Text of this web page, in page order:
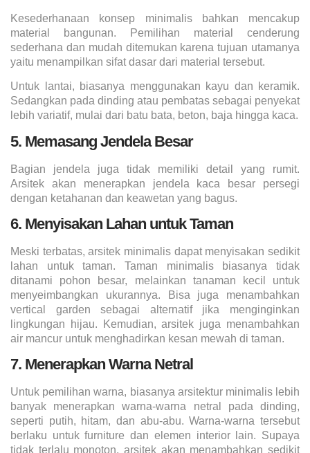
Kesederhanaan konsep minimalis bahkan mencakup
material bangunan. Pemilihan material cenderung
sederhana dan mudah ditemukan karena tujuan utamanya
yaitu menampilkan sifat dasar dari material tersebut.
Untuk lantai, biasanya menggunakan kayu dan keramik.
Sedangkan pada dinding atau pembatas sebagai penyekat
lebih variatif, mulai dari batu bata, beton, baja hingga kaca.
5. Memasang Jendela Besar
Bagian jendela juga tidak memiliki detail yang rumit.
Arsitek akan menerapkan jendela kaca besar persegi
dengan ketahanan dan keawetan yang bagus.
6. Menyisakan Lahan untuk Taman
Meski terbatas, arsitek minimalis dapat menyisakan sedikit
lahan untuk taman. Taman minimalis biasanya tidak
ditanami pohon besar, melainkan tanaman kecil untuk
menyeimbangkan ukurannya. Bisa juga menambahkan
vertical garden sebagai alternatif jika menginginkan
lingkungan hijau. Kemudian, arsitek juga menambahkan
air mancur untuk menghadirkan kesan mewah di taman.
7. Menerapkan Warna Netral
Untuk pemilihan warna, biasanya arsitektur minimalis lebih
banyak menerapkan warna-warna netral pada dinding,
seperti putih, hitam, dan abu-abu. Warna-warna tersebut
berlaku untuk furniture dan elemen interior lain. Supaya
tidak terlalu monoton, arsitek akan menambahkan sedikit